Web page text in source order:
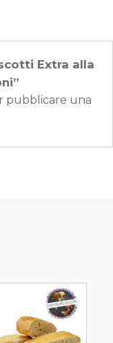
Extra alla
pubblicare una